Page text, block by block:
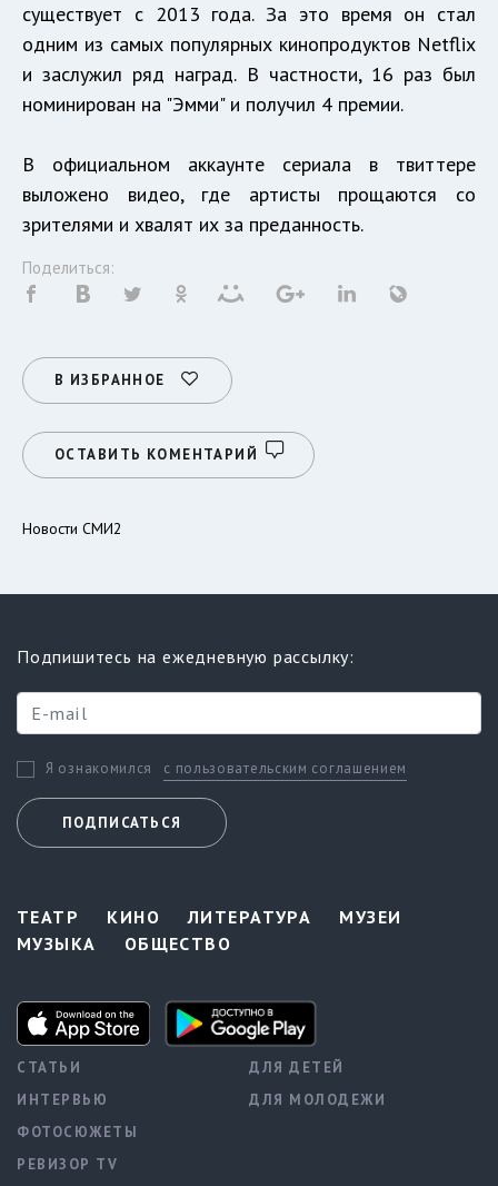
существует с 2013 года. За это время он стал
одним из самых популярных кинопродуктов Netflix
и заслужил ряд наград. В частности, 16 раз был
номинирован на "Эмми" и получил 4 премии.
В официальном аккаунте сериала в твиттере
выложено видео, где артисты прощаются со
зрителями и хвалят их за преданность.
Поделиться:
В ИЗБРАННОЕ
ОСТАВИТЬ КОМЕНТАРИЙ
Новости СМИ2
Подпишитесь на ежедневную рассылку:
Я ознакомился с пользовательским соглашением
ПОДПИСАТЬСЯ
ТЕАТР КИНО ЛИТЕРАТУРА
МУЗЕИ
МУЗЫКА
ОБЩЕСТВО
СТАТЬИ
ИНТЕРВЬЮ
ФОТОСЮЖЕТЫ
РЕВИЗОР TV
ДЛЯ ДЕТЕЙ
ДЛЯ МОЛОДЕЖИ